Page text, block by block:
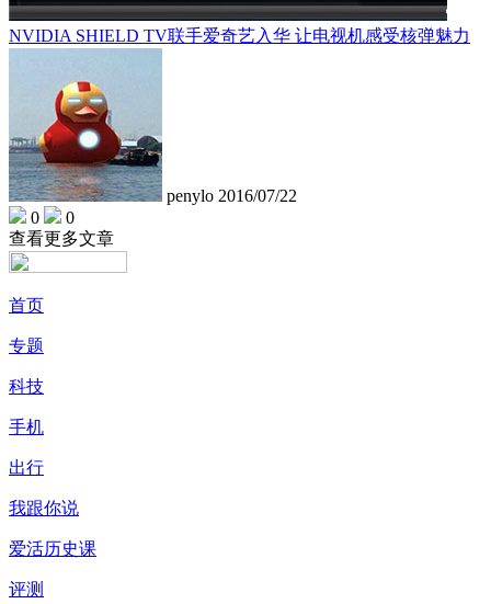
NVIDIA SHIELD TV联手爱奇艺入华 让电视机感受核弹魅力
penylo 2016/07/22
0
0
查看更多文章
首页
专题
科技
手机
出行
我跟你说
爱活历史课
评测